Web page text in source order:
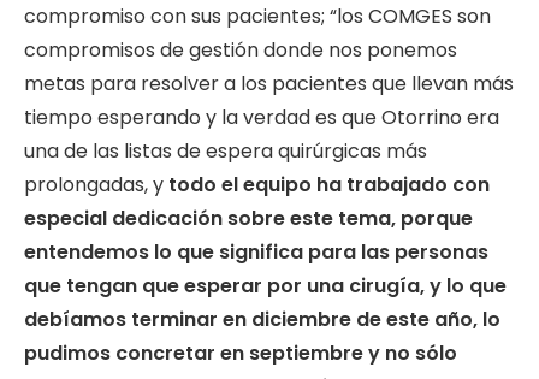
compromiso con sus pacientes; “los COMGES son
compromisos de gestión donde nos ponemos
metas para resolver a los pacientes que llevan más
tiempo esperando y la verdad es que Otorrino era
una de las listas de espera quirúrgicas más
prolongadas, y todo el equipo ha trabajado con
especial dedicación sobre este tema, porque
entendemos lo que significa para las personas
que tengan que esperar por una cirugía, y lo que
debíamos terminar en diciembre de este año, lo
pudimos concretar en septiembre y no sólo